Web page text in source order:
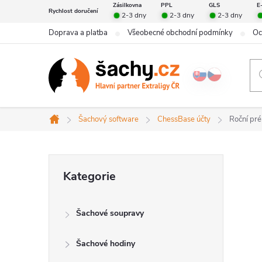
obsah
Rychlost doručení
Zásilkovna PPL GLS
2-3 dny 2-3 dny 2-3 dny
Doprava a platba Všeobecné obchodní podmínky
Domů
Šachový software ChessBase účty Roční
kategorie
Kategorie
Šachové soupravy
Šachové hodiny